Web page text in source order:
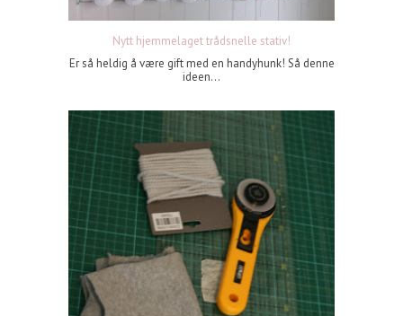
Nytt hjemmelaget trådsnelle stativ!
Er så heldig å være gift med en handyhunk! Så denne
ideen...